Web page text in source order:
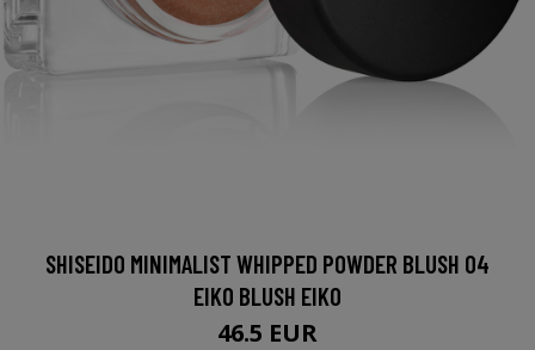
SHISEIDO MINIMALIST WHIPPED POWDER BLUSH 04
EIKO BLUSH EIKO
46.5 EUR